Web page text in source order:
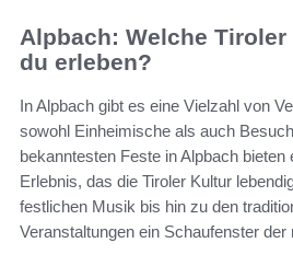
Alpbach: Welche
du erleben?
In Alpbach gibt es eine Vielzahl von
sowohl Einheimische als auch
bekanntesten Feste in Alpbach bieten
Erlebnis, das die Tiroler Kultur
festlichen Musik bis hin zu den
Veranstaltungen ein Schaufenster der